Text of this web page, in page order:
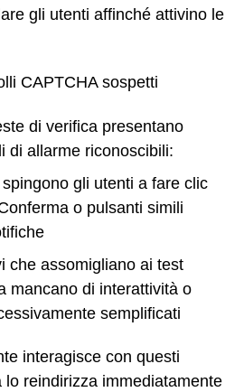
gli utenti affinché attivino le
CAPTCHA sospetti
di verifica presentano
di allarme riconoscibili:
gli utenti a fare clic
o pulsanti simili
che assomigliano ai test
mancano di interattività o
semplificati
interagisce con questi
lo reindirizza immediatamente